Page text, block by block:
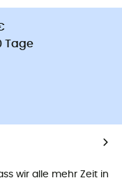
Tage
wir alle mehr Zeit in